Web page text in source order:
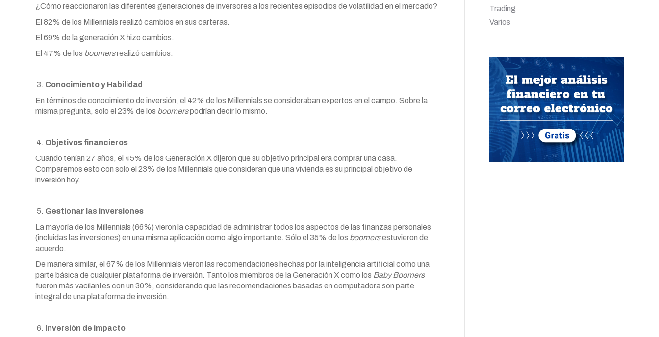
¿Cómo reaccionaron las diferentes generaciones de inversores a los recientes episodios de volatilidad en el mercado?
El 82% de los Millennials realizó cambios en sus carteras.
El 69% de la generación X hizo cambios.
El 47% de los boomersrealizó cambios.
Conocimiento y Habilidad
En términos de conocimiento de inversión, el 42% de los Millennials se consideraban expertos en el campo. Sobre la
misma pregunta, solo el 23% de los boomerspodrían decir lo mismo.
Objetivos financieros
Cuando tenían 27 años, el 45% de los Generación X dijeron que su objetivo principal era comprar una casa.
Comparemos esto con solo el 23% de los Millennials que consideran que una vivienda es su principal objetivo de
inversión hoy.
Gestionar las inversiones
La mayoría de los Millennials (66%) vieron la capacidad de administrar todos los aspectos de las finanzas personales
(incluidas las inversiones) en una misma aplicación como algo importante. Sólo el 35% de los boomersestuvieron de
acuerdo.
De manera similar, el 67% de los Millennials vieron las recomendaciones hechas por la inteligencia artificial como una
parte básica de cualquier plataforma de inversión. Tanto los miembros de la Generación X como los Baby Boomers
fueron más vacilantes con un 30%, considerando que las recomendaciones basadas en computadora son parte
integral de una plataforma de inversión.
Inversión de impacto
Trading
Varios